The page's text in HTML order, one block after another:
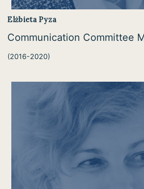
Elżbieta Pyza
Communication Committee
(2016-2020)